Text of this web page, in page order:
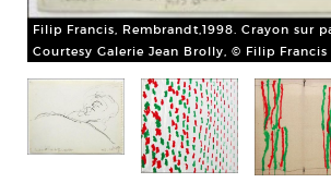
Filip Francis, Rembrandt,1998. Crayon sur
Courtesy Galerie Jean Brolly, © Filip Francis